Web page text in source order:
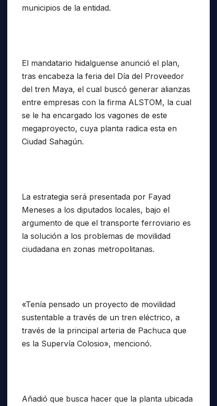
municipios de la entidad.
El mandatario hidalguense anunció el plan,
tras encabeza la feria del Día del Proveedor
del tren Maya, el cual buscó generar alianzas
entre empresas con la firma ALSTOM, la cual
se le ha encargado los vagones de este
megaproyecto, cuya planta radica esta en
Ciudad Sahagún.
La estrategia será presentada por Fayad
Meneses a los diputados locales, bajo el
argumento de que el transporte ferroviario es
la solución a los problemas de movilidad
ciudadana en zonas metropolitanas.
«Tenía pensado un proyecto de movilidad
sustentable a través de un tren eléctrico, a
través de la principal arteria de Pachuca que
es la Supervía Colosio», mencionó.
Añadió que busca hacer que la planta ubicada